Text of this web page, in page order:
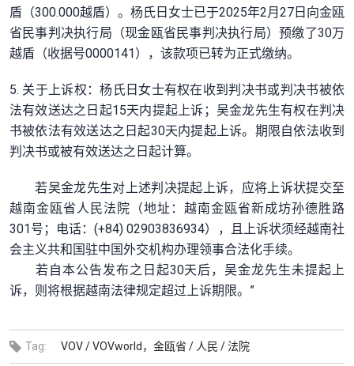
盾（300.000越盾）。杨氏日女士已于2025年2月27日向金瓯
省民事判决执行局（现金瓯省民事判决执行局）预缴了30万
越盾（收据号0000141），该款项已转为正式缴纳。
5. 关于上诉权：杨氏日女士有权在收到判决书或判决书被依
法有效送达之日起15天内提起上诉；吴金龙先生有权在判决
书被依法有效送达之日起30天内提起上诉。期限自依法收到
判决书或被有效送达之日起计算。
若吴金龙先生对上述判决提起上诉，应将上诉状提交至
越南金瓯省人民法院（地址：越南金瓯省新成坊孙德胜路
301号；电话：(+84) 02903836934），且上诉状须经越南社
会主义共和国驻中国外交机构办理领事合法化手续。
若自本公告发布之日起30天后，吴金龙先生未提起上
诉，则将根据越南法律规定超过上诉期限。”
Tag: VOV /VOVworld，金瓯省 / 人民 / 法院